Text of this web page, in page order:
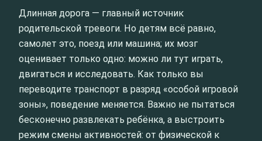
Длинная дорога — главный источник
родительской тревоги. Но детям всё равно,
самолет это, поезд или машина; их мозг
оценивает только одно: можно ли тут играть,
двигаться и исследовать. Как только вы
переводите транспорт в разряд «особой игровой
зоны», поведение меняется. Важно не пытаться
бесконечно развлекать ребёнка, а выстроить
режим смены активностей: от физической к